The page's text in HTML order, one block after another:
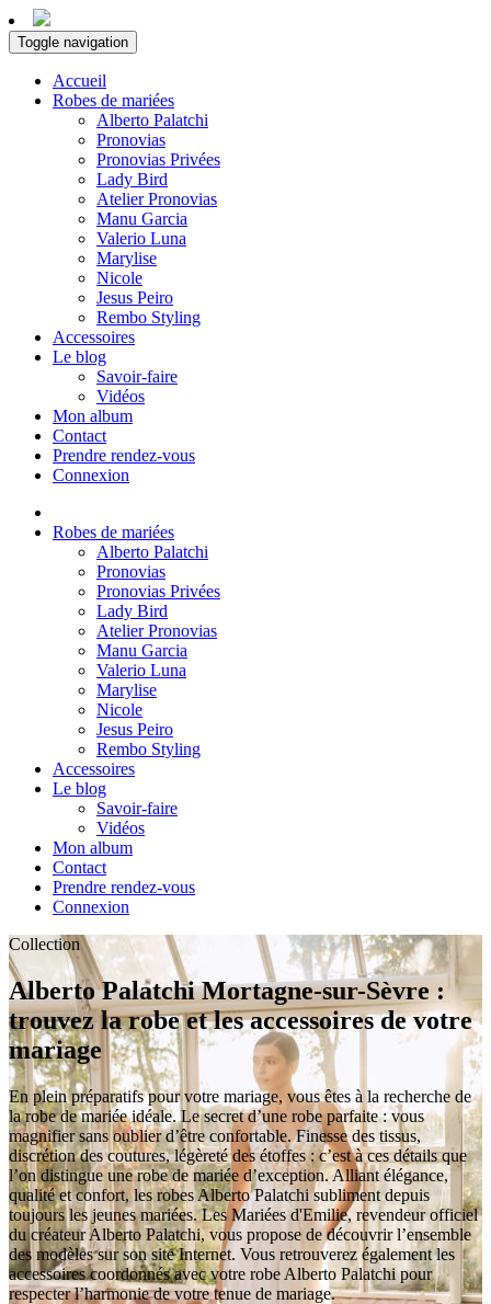
Toggle navigation
Accueil
Robes de mariées
Alberto Palatchi
Pronovias
Pronovias Privées
Lady Bird
Atelier Pronovias
Manu Garcia
Valerio Luna
Marylise
Nicole
Jesus Peiro
Rembo Styling
Accessoires
Le blog
Savoir-faire
Vidéos
Mon album
Contact
Prendre rendez-vous
Connexion
Robes de mariées
Alberto Palatchi
Pronovias
Pronovias Privées
Lady Bird
Atelier Pronovias
Manu Garcia
Valerio Luna
Marylise
Nicole
Jesus Peiro
Rembo Styling
Accessoires
Le blog
Savoir-faire
Vidéos
Mon album
Contact
Prendre rendez-vous
Connexion
Collection
Alberto Palatchi Mortagne-sur-Sèvre :
trouvez la robe et les accessoires de votre
mariage
En plein préparatifs pour votre mariage, vous êtes à la recherche de
la robe de mariée idéale. Le secret d’une robe parfaite : vous
magnifier sans oublier d’être confortable. Finesse des tissus,
discrétion des coutures, légèreté des étoffes : c’est à ces détails que
l’on distingue une robe de mariée d’exception. Alliant élégance,
qualité et confort, les robes Alberto Palatchi subliment depuis
toujours les jeunes mariées. Les Mariées d'Emilie, revendeur officiel
du créateur Alberto Palatchi, vous propose de découvrir l’ensemble
des modèles sur son site Internet. Vous retrouverez également les
accessoires coordonnés avec votre robe Alberto Palatchi pour
respecter l’harmonie de votre tenue de mariage.